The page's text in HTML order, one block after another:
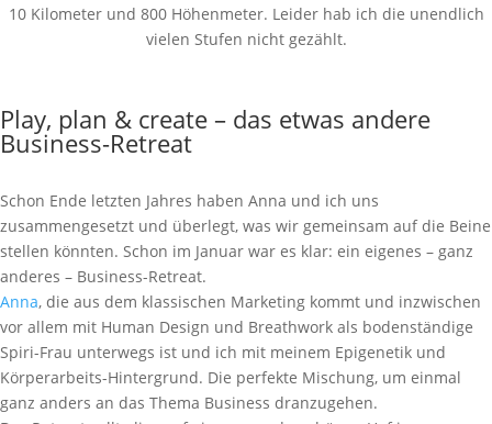
10 Kilometer und 800 Höhenmeter. Leider hab ich die unendlich
vielen Stufen nicht gezählt.
Play, plan & create – das etwas andere
Business-Retreat
Schon Ende letzten Jahres haben Anna und ich uns
zusammengesetzt und überlegt, was wir gemeinsam auf die Beine
stellen könnten. Schon im Januar war es klar: ein eigenes – ganz
anderes – Business-Retreat.
Anna, die aus dem klassischen Marketing kommt und inzwischen
vor allem mit Human Design und Breathwork als bodenständige
Spiri-Frau unterwegs ist und ich mit meinem Epigenetik und
Körperarbeits-Hintergrund. Die perfekte Mischung, um einmal
ganz anders an das Thema Business dranzugehen.